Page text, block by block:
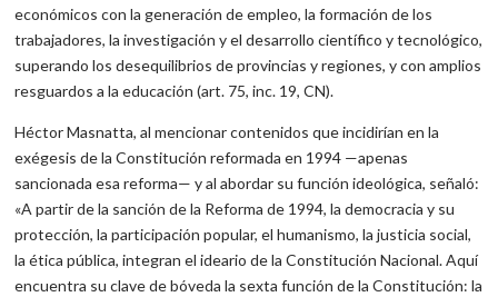
económicos con la generación de empleo, la formación de los
trabajadores, la investigación y el desarrollo científico y tecnológico,
superando los desequilibrios de provincias y regiones, y con amplios
resguardos a la educación (art. 75, inc. 19, CN).
Héctor Masnatta, al mencionar contenidos que incidirían en la
exégesis de la Constitución reformada en 1994 —apenas
sancionada esa reforma— y al abordar su función ideológica, señaló:
«A partir de la sanción de la Reforma de 1994, la democracia y su
protección, la participación popular, el humanismo, la justicia social,
la ética pública, integran el ideario de la Constitución Nacional. Aquí
encuentra su clave de bóveda la sexta función de la Constitución: la